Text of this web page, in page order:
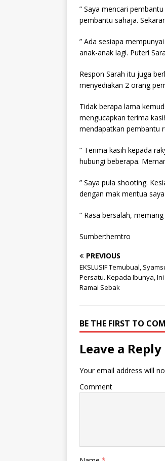
” Saya mencari
pembantu sahaja.
” Ada sesiapa
anak-anak lagi. Puteri
Respon Sarah itu juga
menyediakan 2 orang
Tidak berapa lama
mengucapkan terima
mendapatkan pembantu
” Terima kasih kepada
hubungi beberapa.
” Saya pula shooting.
dengan mak mentua
” Rasa bersalah,
Sumber:hemtro
PREVIOUS
EKSLUSIF Temubual,
Persatu. Kepada Ibunya,
Ramai Sebak
BE THE FIRST TO
Leave a Reply
Your email address will
Comment